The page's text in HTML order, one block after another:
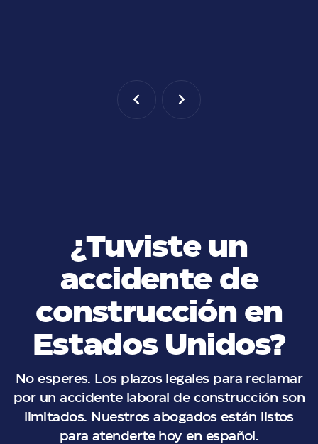
 
¿Tuviste un
accidente de
construcción en
Estados Unidos?
No esperes. Los plazos legales para reclamar
por un accidente laboral de construcción son
limitados. Nuestros abogados están listos
para atenderte hoy en español.